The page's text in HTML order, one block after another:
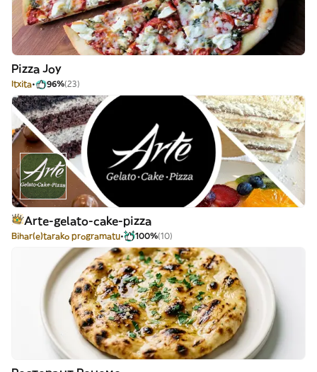
Pizza Joy
Itxita 96%(23)
Arte-gelato-cake-pizza
Bihar(e)tarako programatu 100%(10)